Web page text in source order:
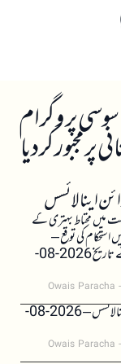
پروگرام
مجبور کر دیا
اینالائسس
میں محتاط بہتری کے
استحکام کی توقع –
اینالائسس برائے تاریخ 2026-08-
Owais Paracha
ڈیلی کرپٹو نیوز اینالائسس – 2026-08-
Owais Paracha